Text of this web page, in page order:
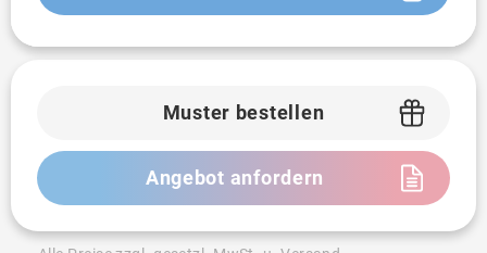
Muster bestellen
Angebot anfordern